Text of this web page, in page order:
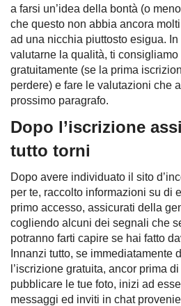
a farsi un’idea della bontà (o
che questo non abbia ancora
ad una nicchia piuttosto esigua.
valutarne la qualità, ti consigliamo
gratuitamente (se la prima
perdere) e fare le valutazioni che
prossimo paragrafo.
Dopo l’iscrizione
tutto torni
Dopo avere individuato il sito
per te, raccolto informazioni su di
primo accesso, assicurati della
cogliendo alcuni dei segnali che
potranno farti capire se hai fatto
Innanzi tutto, se immediatamente
l’iscrizione gratuita, ancor prima
pubblicare le tue foto, inizi ad
messaggi ed inviti in chat